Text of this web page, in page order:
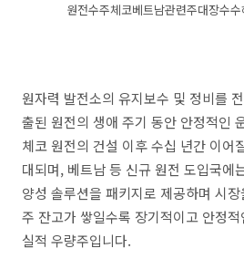
원전수주체코베트남관련주대장수
원자력 발전소의 유지보수 및 정비를
출된 원전의 생애 주기 동안 안정적인
체코 원전의 건설 이후 수십 년간 이어
대되며, 베트남 등 신규 원전 도입국에
양성 솔루션을 패키지로 제공하며 시
주 잔고가 쌓일수록 장기적이고 안정
실적 우량주입니다.